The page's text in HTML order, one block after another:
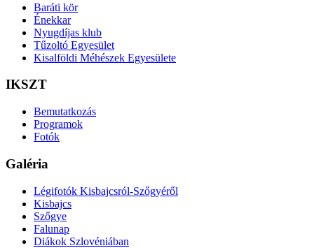
Baráti kör
Énekkar
Nyugdíjas klub
Tűzoltó Egyesület
Kisalföldi Méhészek Egyesülete
IKSZT
Bemutatkozás
Programok
Fotók
Galéria
Légifotók Kisbajcsról-Szőgyéről
Kisbajcs
Szőgye
Falunap
Diákok Szlovéniában